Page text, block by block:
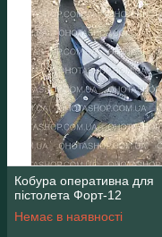
Кобура оперативна для
пістолета Форт-12
Немає в наявності